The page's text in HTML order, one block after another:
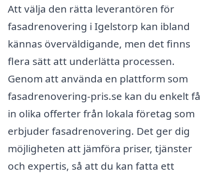
Att välja den rätta leverantören för
fasadrenovering i Igelstorp kan ibland
kännas överväldigande, men det finns
flera sätt att underlätta processen.
Genom att använda en plattform som
fasadrenovering-pris.se kan du enkelt få
in olika offerter från lokala företag som
erbjuder fasadrenovering. Det ger dig
möjligheten att jämföra priser, tjänster
och expertis, så att du kan fatta ett